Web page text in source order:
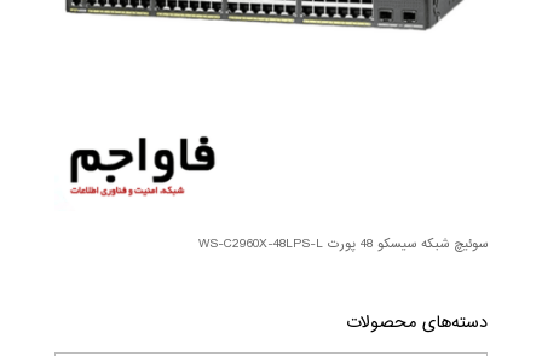
سوئیچ شبکه سیسکو 48 پورت WS-C2960X-48LPS-L
دسته‌های محصولات